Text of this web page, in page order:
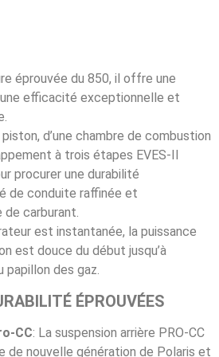
éprouvée du 850, il offre une
efficacité exceptionnelle et
piston, d’une chambre de combustion
à trois étapes EVES-II
procurer une durabilité
de conduite raffinée et
de carburant.
est instantanée, la puissance
est douce du début jusqu’à
papillon des gaz.
ÉPROUVÉES
CC: La suspension arrière PRO-CC
de nouvelle génération de Polaris et